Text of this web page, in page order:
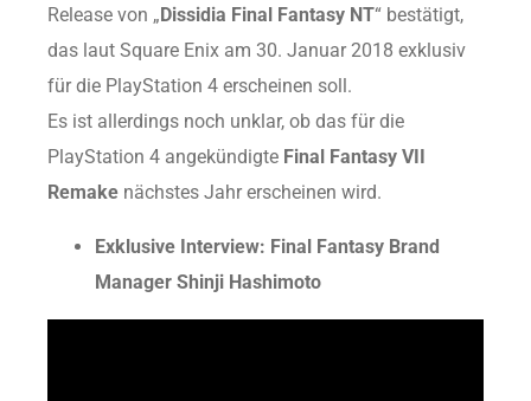
Release von „ Dissidia Final Fantasy NT“ bestätigt,
das laut Square Enix am 30. Januar 2018 exklusiv
für die PlayStation 4 erscheinen soll.
Es ist allerdings noch unklar, ob das für die
PlayStation 4 angekündigte Final Fantasy VII
Remake nächstes Jahr erscheinen wird.
Exklusive Interview: Final Fantasy Brand
Manager Shinji Hashimoto